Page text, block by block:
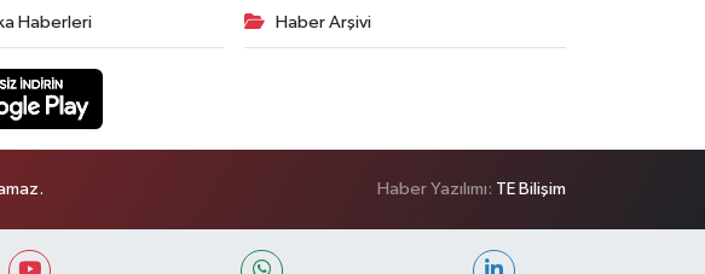
Haberleri Haber Arşivi
Haber Yazılımı: TE Bilişim